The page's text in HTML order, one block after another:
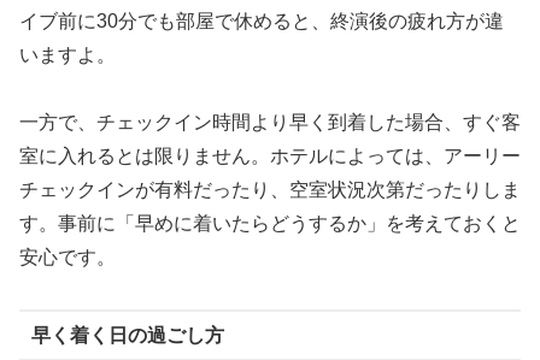
イブ前に30分でも部屋で休めると、終演後の疲れ方が違
いますよ。
一方で、チェックイン時間より早く到着した場合、すぐ客
室に入れるとは限りません。ホテルによっては、アーリー
チェックインが有料だったり、空室状況次第だったりしま
す。事前に「早めに着いたらどうするか」を考えておくと
安心です。
早く着く日の過ごし方